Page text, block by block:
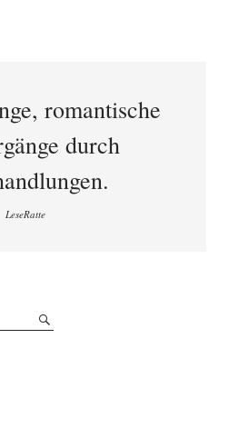
romantische
durch
LeseRatte